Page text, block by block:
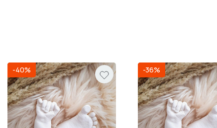
-40% -36%